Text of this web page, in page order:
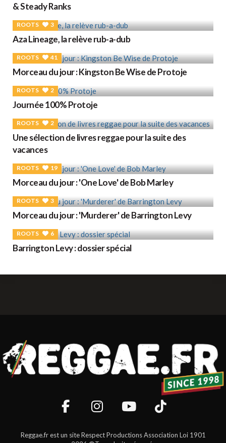
& Steady Ranks
ROOTS 3
Aza Lineage, la relève rub-a-dub
ROOTS 41
Morceau du jour : Kingston Be Wise de Protoje
ROOTS 2
Journée 100% Protoje
ROOTS 2
Une sélection de livres reggae pour la suite des
vacances
ROOTS 19
Morceau du jour : 'One Love' de Bob Marley
ROOTS 3
Morceau du jour : 'Murderer' de Barrington Levy
ROOTS 6
Barrington Levy : dossier spécial
Reggae.fr est un site Respect Productions Association Loi 1901